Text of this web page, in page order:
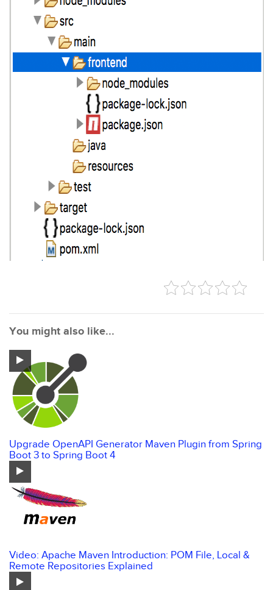
You might also like...
Upgrade OpenAPI Generator Maven Plugin from Spring
Boot 3 to Spring Boot 4
Video: Apache Maven Introduction: POM File, Local &
Remote Repositories Explained